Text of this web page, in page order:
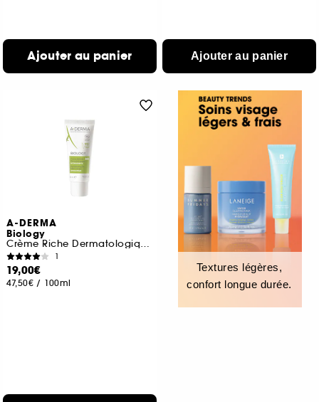
Ajouter au panier Ajouter au panier
A-DERMA
Biology
Crème Riche Dermatologique Hydratante
1
19,00€
47,50€ / 100ml
Textures légères,
confort longue durée.